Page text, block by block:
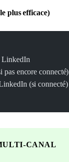
plus efficace)
LinkedIn
pas encore connecté)
(si connecté)
CANAL